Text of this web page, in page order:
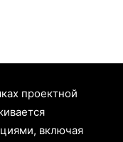
проектной
включая